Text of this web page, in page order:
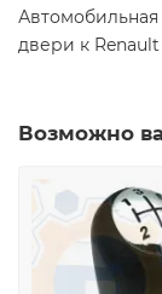
двери к Renault
Возможно